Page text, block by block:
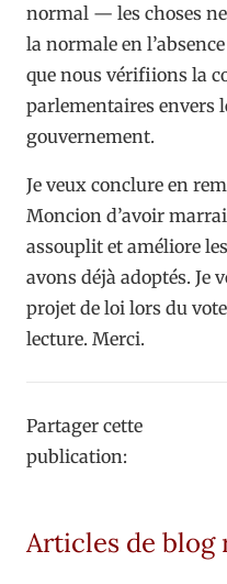
normal — les choses
la normale en
que nous vérifiions la
parlementaires envers
gouvernement.
Je veux conclure en
Moncion d’avoir
assouplit et améliore
avons déjà adoptés. Je
projet de loi lors du
lecture. Merci.
Partager cette
publication:
Articles de blog